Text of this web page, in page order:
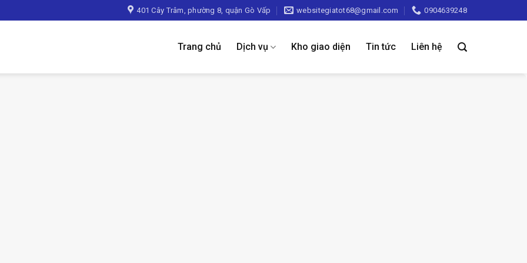
401 Cây Trâm, phường 8, quận Gò Vấp websitegiatot68@gmail.com 0904639248
Trang chủ Dịch vụ Kho giao diện Tin tức Liên hệ